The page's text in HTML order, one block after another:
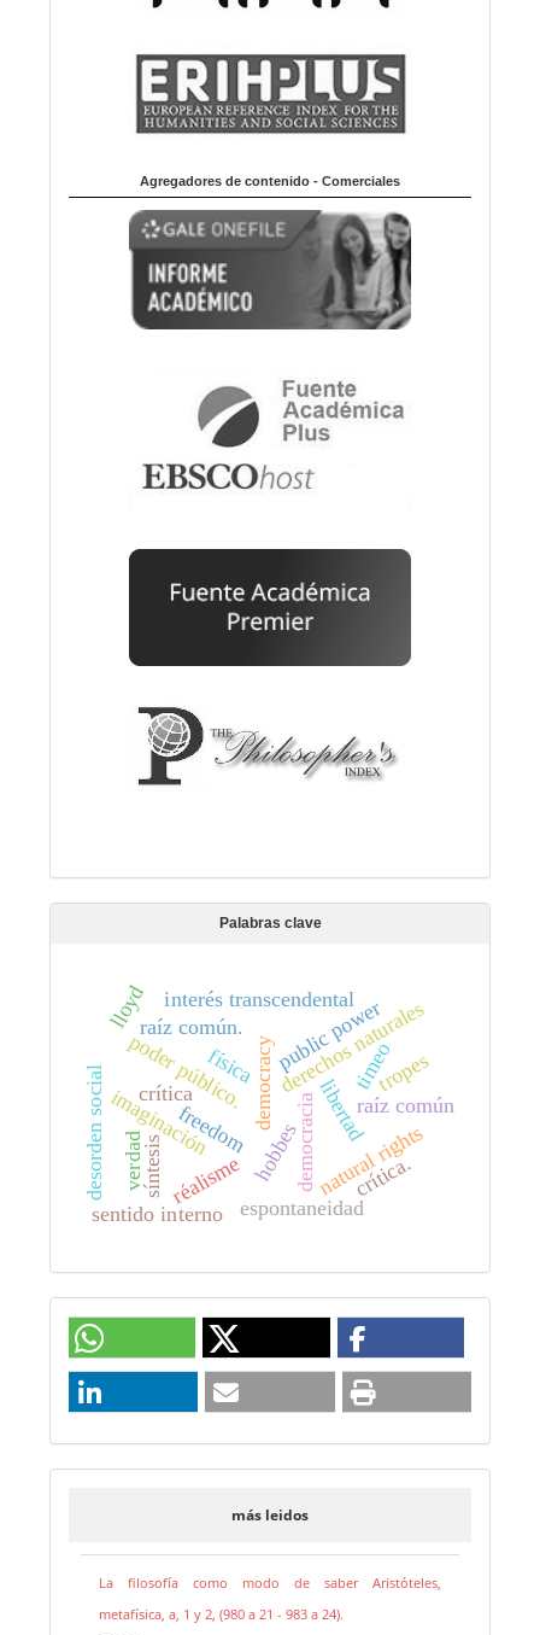
Agregadores de contenido - Comerciales
Palabras clave
democracy
democracia
freedom
derechos naturales
hobbes
libertad
natural rights
poder público. public power
imaginación
raíz común.
espontaneidad
síntesis
sentido interno
raíz común
interés transcendental
lloyd
desorden social timeo
física tropes
réalisme
verdad crítica.
crítica
más leidos
La filosofía como modo de saber Aristóteles,
metafísica, a, 1 y 2, (980 a 21 - 983 a 24).